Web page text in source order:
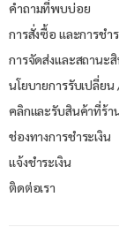
คำถามที่พบบ่อย
การสั่งซื้อ และการชำร
การจัดส่งและสถานะ
นโยบายการรับเปลี่ยน
คลิกและรับสินค้าที่ร้า
ช่องทางการชำระเงิน
แจ้งชำระเงิน
ติดต่อเรา